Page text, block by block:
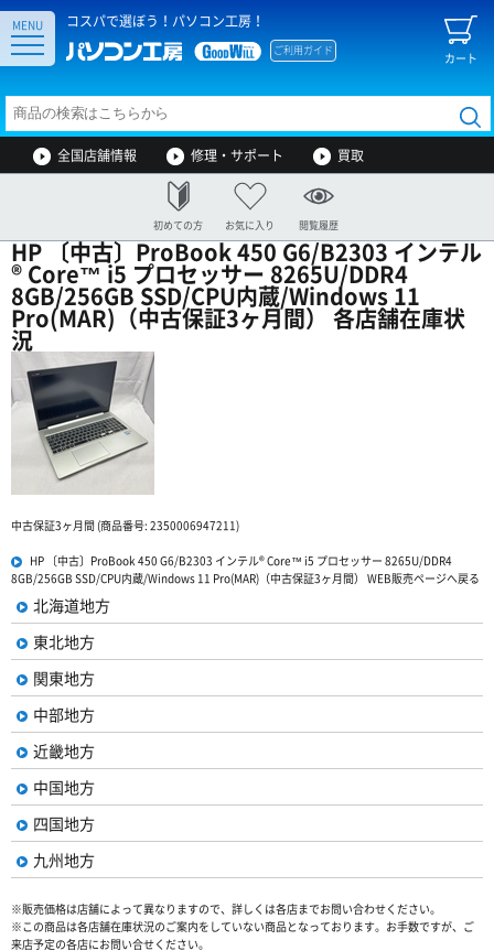
コスパで選ぼう！パソコン工房！
カート
ご利用ガイド
MENU
全国店舗情報 修理・サポート 買取
初めての方 お気に入り 閲覧履歴
HP 〔中古〕ProBook 450 G6/B2303 インテル
® Core™ i5 プロセッサー 8265U/DDR4
8GB/256GB SSD/CPU内蔵/Windows 11
Pro(MAR)（中古保証3ヶ月間） 各店舗在庫状
況
中古保証3ヶ月間 (商品番号: 2350006947211)
HP 〔中古〕ProBook 450 G6/B2303 インテル® Core™ i5 プロセッサー 8265U/DDR4
8GB/256GB SSD/CPU内蔵/Windows 11 Pro(MAR)（中古保証3ヶ月間） WEB販売ページへ戻る
北海道地方
東北地方
関東地方
中部地方
近畿地方
中国地方
四国地方
九州地方
※販売価格は店舗によって異なりますので、詳しくは各店までお問い合わせください。
※この商品は各店舗在庫状況のご案内をしていない商品となっております。お手数ですが、ご
来店予定の各店にお問い合せください。